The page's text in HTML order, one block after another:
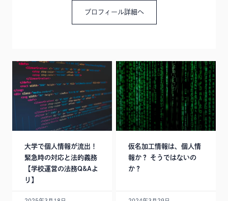
プロフィール詳細へ
大学で個人情報が流出！
緊急時の対応と法的義務
【学校運営の法務Q&Aよ
り】
仮名加工情報は、個人情
報か？ そうではないの
か？